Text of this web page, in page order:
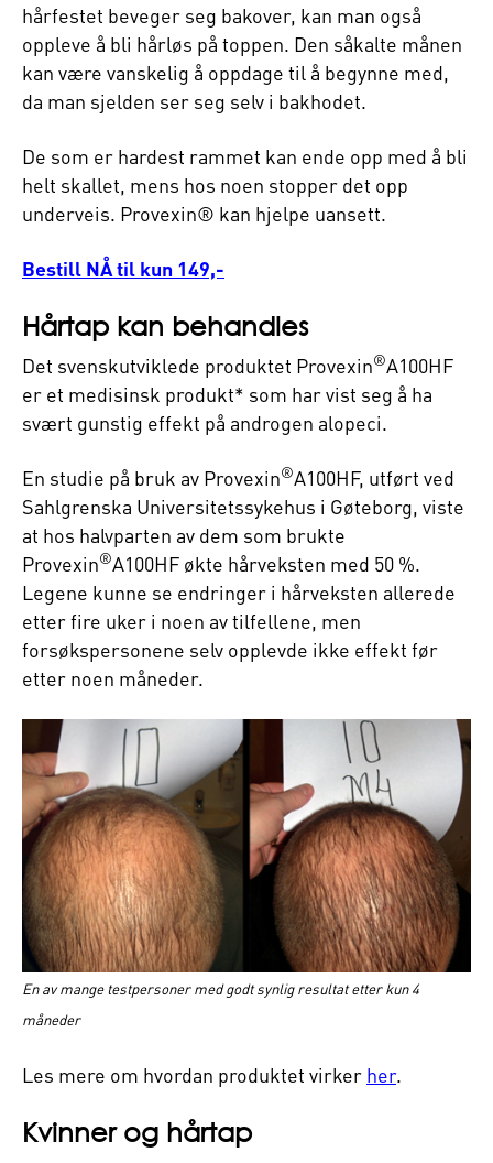
hårfestet beveger seg bakover, kan man også
oppleve å bli hårløs på toppen. Den såkalte månen
kan være vanskelig å oppdage til å begynne med,
da man sjelden ser seg selv i bakhodet.
De som er hardest rammet kan ende opp med å bli
helt skallet, mens hos noen stopper det opp
underveis. Provexin® kan hjelpe uansett.
Bestill NÅ til kun 149,-
Hårtap kan behandles
Det svenskutviklede produktet Provexin®A100HF
er et medisinsk produkt* som har vist seg å ha
svært gunstig effekt på androgen alopeci.
En studie på bruk av Provexin®A100HF, utført ved
Sahlgrenska Universitetssykehus i Gøteborg, viste
at hos halvparten av dem som brukte
Provexin®A100HF økte hårveksten med 50 %.
Legene kunne se endringer i hårveksten allerede
etter fire uker i noen av tilfellene, men
forsøkspersonene selv opplevde ikke effekt før
etter noen måneder.
En av mange testpersoner med godt synlig resultat etter kun 4
måneder
Les mere om hvordan produktet virker her.
Kvinner og hårtap